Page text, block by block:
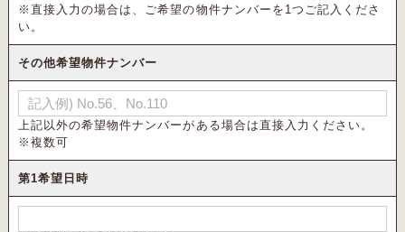
※直接入力の場合は、ご希望の物件ナンバーを1つご記入くださ
い。
その他希望物件ナンバー
上記以外の希望物件ナンバーがある場合は直接入力ください。
※複数可
第1希望日時